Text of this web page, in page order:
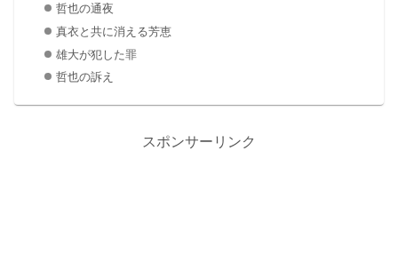
哲也の通夜
真衣と共に消える芳恵
雄大が犯した罪
哲也の訴え
スポンサーリンク